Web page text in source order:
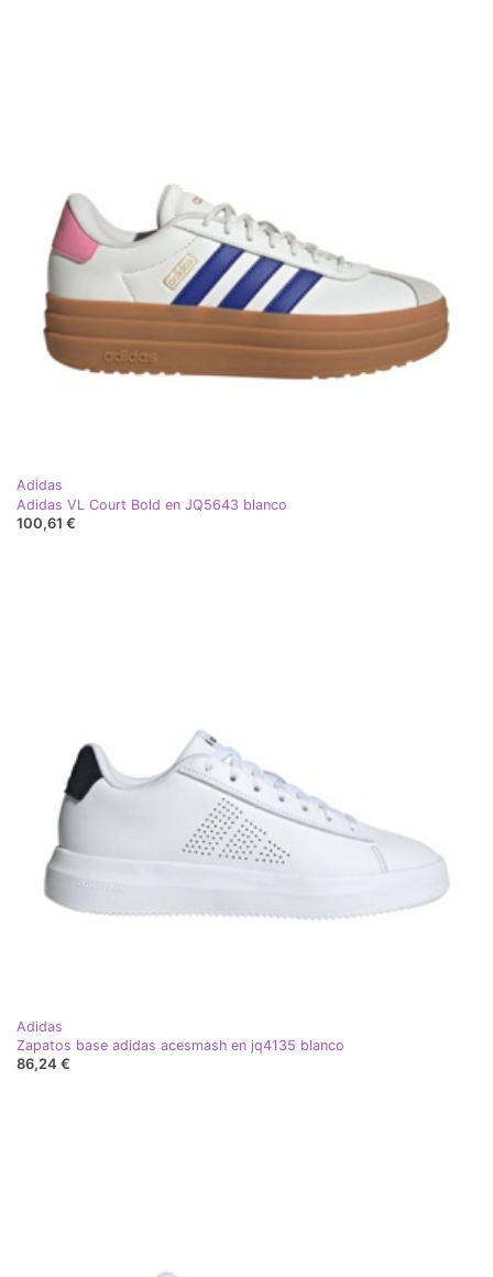
Adidas
Adidas VL Court Bold en JQ5643 blanco
100,61 €
Adidas
Zapatos base adidas acesmash en jq4135 blanco
86,24 €